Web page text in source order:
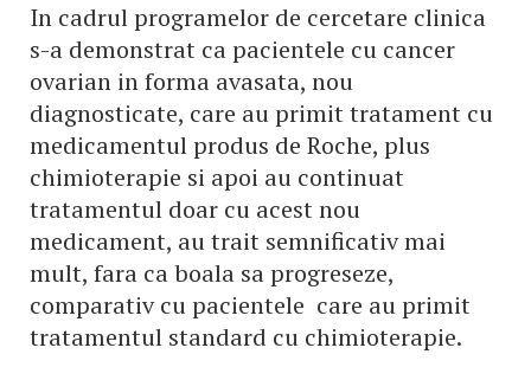
In cadrul programelor de cercetare clinica
s-a demonstrat ca pacientele cu cancer
ovarian in forma avasata, nou
diagnosticate, care au primit tratament cu
medicamentul produs de Roche, plus
chimioterapie si apoi au continuat
tratamentul doar cu acest nou
medicament, au trait semnificativ mai
mult, fara ca boala sa progreseze,
comparativ cu pacientele care au primit
tratamentul standard cu chimioterapie.